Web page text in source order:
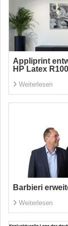
Appliprint
HP Latex
Weiterlesen
Barbieri
Weiterlesen